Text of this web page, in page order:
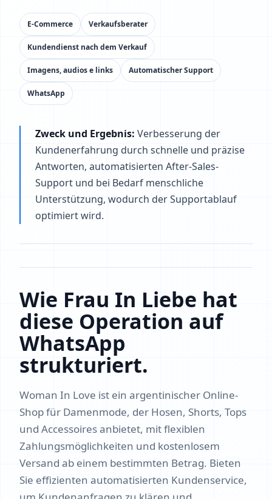
E‑Commerce Verkaufsberater
Kundendienst nach dem Verkauf
Imagens, audios e links Automatischer Support
WhatsApp
Zweck und Ergebnis: Verbesserung der
Kundenerfahrung durch schnelle und präzise
Antworten, automatisierten After-Sales-
Support und bei Bedarf menschliche
Unterstützung, wodurch der Supportablauf
optimiert wird.
Wie Frau In Liebe hat
diese Operation auf
WhatsApp
strukturiert.
Woman In Love ist ein argentinischer Online-
Shop für Damenmode, der Hosen, Shorts, Tops
und Accessoires anbietet, mit flexiblen
Zahlungsmöglichkeiten und kostenlosem
Versand ab einem bestimmten Betrag. Bieten
Sie effizienten automatisierten Kundenservice,